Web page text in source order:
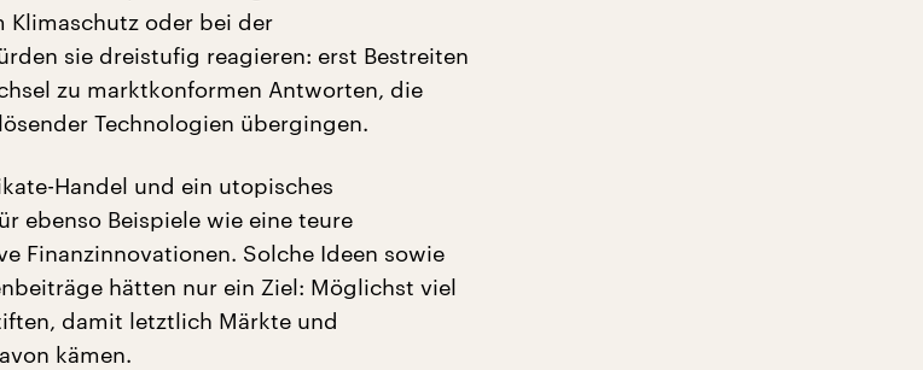
Klimaschutz oder bei der
sie dreistufig reagieren: erst Bestreiten
zu marktkonformen Antworten, die
Technologien übergingen.
Handel und ein utopisches
ebenso Beispiele wie eine teure
Finanzinnovationen. Solche Ideen sowie
hätten nur ein Ziel: Möglichst viel
damit letztlich Märkte und
kämen.